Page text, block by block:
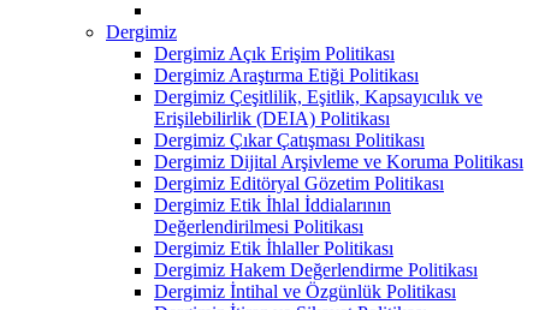
Dergimiz
Dergimiz Açık Erişim Politikası
Dergimiz Araştırma Etiği Politikası
Dergimiz Çeşitlilik, Eşitlik, Kapsayıcılık ve
Erişilebilirlik (DEIA) Politikası
Dergimiz Çıkar Çatışması Politikası
Dergimiz Dijital Arşivleme ve Koruma Politikası
Dergimiz Editöryal Gözetim Politikası
Dergimiz Etik İhlal İddialarının
Değerlendirilmesi Politikası
Dergimiz Etik İhlaller Politikası
Dergimiz Hakem Değerlendirme Politikası
Dergimiz İntihal ve Özgünlük Politikası